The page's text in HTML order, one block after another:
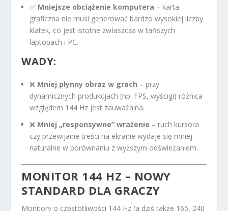
✅ Mniejsze obciążenie komputera – karta
graficzna nie musi generować bardzo wysokiej liczby
klatek, co jest istotne zwłaszcza w tańszych
laptopach i PC.
WADY:
❌ Mniej płynny obraz w grach – przy
dynamicznych produkcjach (np. FPS, wyścigi) różnica
względem 144 Hz jest zauważalna.
❌ Mniej „responsywne” wrażenie – ruch kursora
czy przewijanie treści na ekranie wydaje się mniej
naturalne w porównaniu z wyższym odświeżaniem.
MONITOR 144 HZ – NOWY
STANDARD DLA GRACZY
Monitory o częstotliwości 144 Hz (a dziś także 165, 240